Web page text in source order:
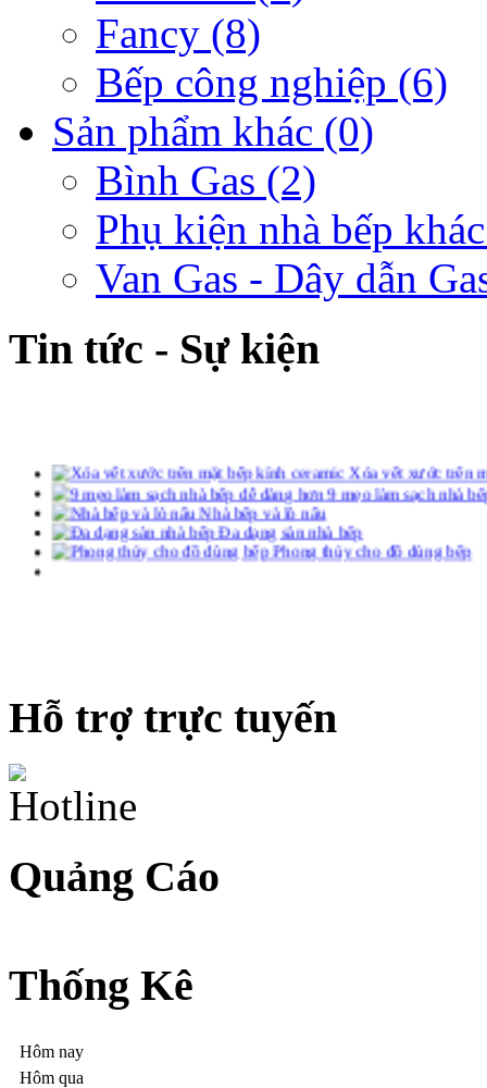
Fancy (8)
Bếp công nghiệp (6)
Sản phẩm khác (0)
Bình Gas (2)
Phụ kiện nhà bếp khác
Van Gas - Dây dẫn
Tin tức - Sự kiện
Nhà bếp và lò nấu
Đa dạng sàn nhà bếp
Phong thủy cho đồ dùng bếp
Hỗ trợ trực tuyến
Quảng Cáo
Thống Kê
Hôm nay
Hôm qua